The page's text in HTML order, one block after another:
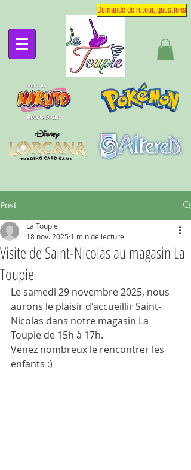
Demande de retour, questions
Post
Visite de Saint-Nicolas au magasin La
Toupie
La Toupie
18 nov. 2025 1 min de lecture
Le samedi 29 novembre 2025, nous
aurons le plaisir d'accueillir Saint-
Nicolas dans notre magasin La
Toupie de 15h à 17h.
Venez nombreux le rencontrer les
enfants :)